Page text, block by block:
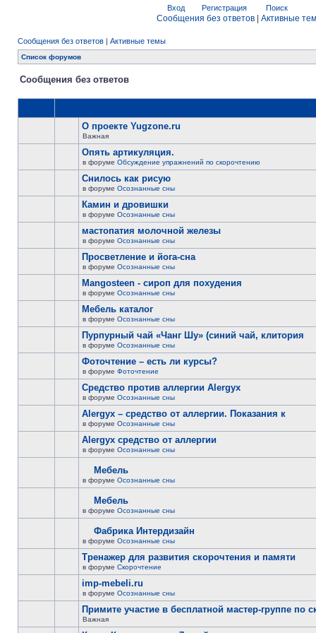
Вход Регистрация Поиск
Сообщения без ответов Активные
Сообщения без ответов | Активные темы
Список форумов
Сообщения без ответов
О проекте Yugzone.ru
Важная
Опять артикуляция.
в форуме Обсуждение упражнений по скорочтению
Снилось как рисую
в форуме Осознанные сны
Камин и дровишки
в форуме Осознанные сны
мастопатия молочной железы
в форуме Осознанные сны
Просветление и йога-сна
в форуме Осознанные сны
Mangosteen - сироп для похудения
в форуме Осознанные сны
Мебель каталог
в форуме Осознанные сны
Пурпурный чай «Чанг Шу» (синий чай, клитория
в форуме Осознанные сны
Фоточтение – есть ли курсы?
в форуме Фоточтение
Cредство против аллергии Alergyx
в форуме Осознанные сны
Alergyx – средство от аллергии. Показания к
в форуме Осознанные сны
Alergyx средство от аллергии
в форуме Осознанные сны
Мебель
в форуме Осознанные сны
Мебель
в форуме Осознанные сны
Фабрика Интердизайн
в форуме Осознанные сны
Тренажер для развития скорочтения и памяти
в форуме Скорочтение
imp-mebeli.ru
в форуме Осознанные сны
Примите участие в бесплатной мастер-группе по
Важная